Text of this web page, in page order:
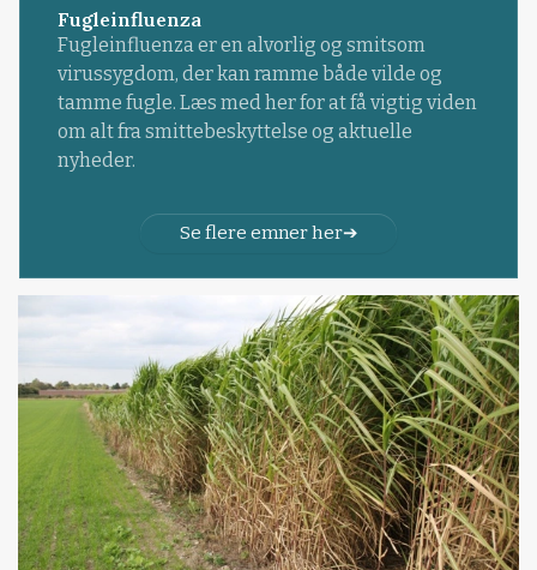
Fugleinfluenza
Fugleinfluenza er en alvorlig og smitsom
virussygdom, der kan ramme både vilde og
tamme fugle. Læs med her for at få vigtig viden
om alt fra smittebeskyttelse og aktuelle
nyheder.
Se flere emner her